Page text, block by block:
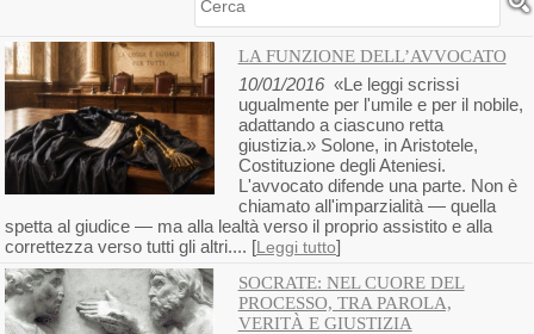
Cerca
LA FUNZIONE DELL’AVVOCATO
10/01/2016«Le leggi scrissi
ugualmente per l'umile e per il nobile,
adattando a ciascuno retta
giustizia.» Solone, in Aristotele,
Costituzione degli Ateniesi.
L'avvocato difende una parte. Non è
chiamato all'imparzialità — quella
spetta al giudice — ma alla lealtà verso il proprio assistito e alla
correttezza verso tutti gli altri.... [Leggi tutto]
SOCRATE: NEL CUORE DEL
PROCESSO, TRA PAROLA,
VERITÀ E GIUSTIZIA